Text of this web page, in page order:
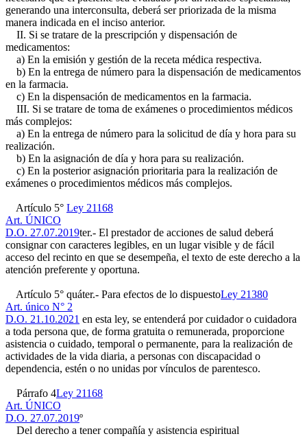
generando una interconsulta, deberá ser priorizada de la misma
manera indicada en el inciso anterior.
II. Si se tratare de la prescripción y dispensación de
medicamentos:
a) En la emisión y gestión de la receta médica respectiva.
b) En la entrega de número para la dispensación de medicamentos
en la farmacia.
c) En la dispensación de medicamentos en la farmacia.
III. Si se tratare de toma de exámenes o procedimientos médicos
más complejos:
a) En la entrega de número para la solicitud de día y hora para su
realización.
b) En la asignación de día y hora para su realización.
c) En la posterior asignación prioritaria para la realización de
exámenes o procedimientos médicos más complejos.
Artículo 5° Ley 21168
Art. ÚNICO
D.O. 27.07.2019ter.- El prestador de acciones de salud deberá
consignar con caracteres legibles, en un lugar visible y de fácil
acceso del recinto en que se desempeña, el texto de este derecho a la
atención preferente y oportuna.
Artículo 5° quáter.- Para efectos de lo dispuestoLey 21380
Art. único N° 2
D.O. 21.10.2021 en esta ley, se entenderá por cuidador o cuidadora
a toda persona que, de forma gratuita o remunerada, proporcione
asistencia o cuidado, temporal o permanente, para la realización de
actividades de la vida diaria, a personas con discapacidad o
dependencia, estén o no unidas por vínculos de parentesco.
Párrafo 4Ley 21168
Art. ÚNICO
D.O. 27.07.2019º
Del derecho a tener compañía y asistencia espiritual